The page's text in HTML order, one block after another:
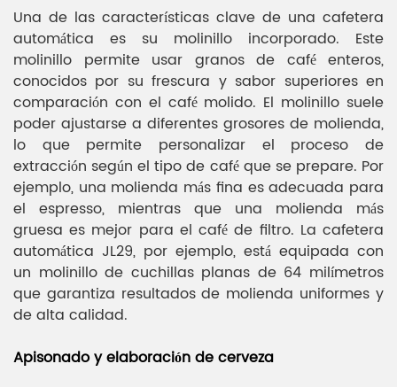
Una de las características clave de una cafetera
automática es su molinillo incorporado. Este
molinillo permite usar granos de café enteros,
conocidos por su frescura y sabor superiores en
comparación con el café molido. El molinillo suele
poder ajustarse a diferentes grosores de molienda,
lo que permite personalizar el proceso de
extracción según el tipo de café que se prepare. Por
ejemplo, una molienda más fina es adecuada para
el espresso, mientras que una molienda más
gruesa es mejor para el café de filtro. La cafetera
automática JL29, por ejemplo, está equipada con
un molinillo de cuchillas planas de 64 milímetros
que garantiza resultados de molienda uniformes y
de alta calidad.
Apisonado y elaboración de cerveza